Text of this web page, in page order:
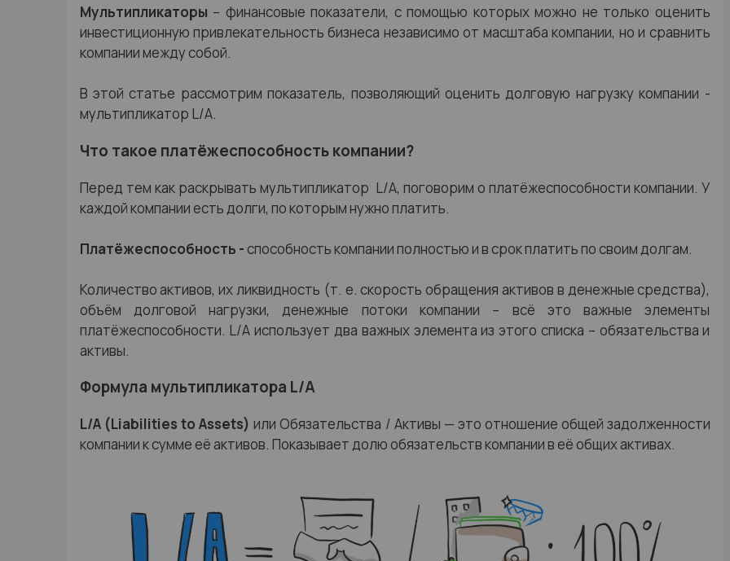
Мультипликаторы – финансовые показатели, с помощью которых можно не только оценить
инвестиционную привлекательность бизнеса независимо от масштаба компании, но и сравнить
компании между собой.
В этой статье рассмотрим показатель, позволяющий оценить долговую нагрузку компании -
мультипликатор L/A.
Что такое платёжеспособность компании?
Перед тем как раскрывать мультипликатор L/A, поговорим о платёжеспособности компании. У
каждой компании есть долги, по которым нужно платить.
Платёжеспособность - способность компании полностью и в срок платить по своим долгам.
Количество активов, их ликвидность (т. е. скорость обращения активов в денежные средства),
объём долговой нагрузки, денежные потоки компании – всё это важные элементы
платёжеспособности. L/A использует два важных элемента из этого списка – обязательства и
активы.
Формула мультипликатора L/A
L/A (Liabilities to Assets) или Обязательства / Активы — это отношение общей задолженности
компании к сумме её активов. Показывает долю обязательств компании в её общих активах.